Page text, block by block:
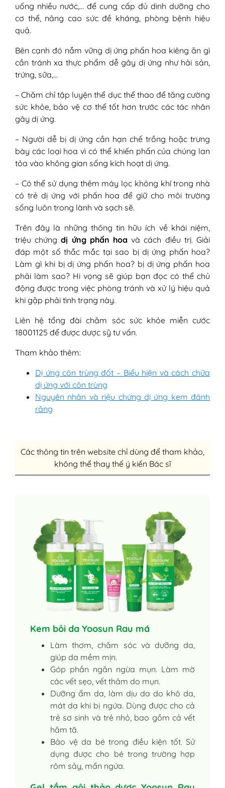
uống nhiều nước,… để cung cấp đủ dinh dưỡng cho
cơ thể, nâng cao sức đề kháng, phòng bệnh hiệu
quả.
Bên cạnh đó nắm vững dị ứng phấn hoa kiêng ăn gì
cần tránh xa thực phẩm dễ gây dị ứng như hải sản,
trứng, sữa,…
– Chăm chỉ tập luyện thể dục thể thao để tăng cường
sức khỏe, bảo vệ cơ thể tốt hơn trước các tác nhân
gây dị ứng.
– Người dễ bị dị ứng cần hạn chế trồng hoặc trưng
bày các loại hoa vì có thể khiến phấn của chúng lan
tỏa vào không gian sống kích hoạt dị ứng.
– Có thể sử dụng thêm máy lọc không khí trong nhà
có trẻ dị ứng với phấn hoa để giữ cho môi trường
sống luôn trong lành và sạch sẽ.
Trên đây là những thông tin hữu ích về khái niệm,
triệu chứngdị ứng phấn hoa và cách điều trị. Giải
đáp một số thắc mắc tại sao bị dị ứng phấn hoa?
Làm gì khi bị dị ứng phấn hoa? bị dị ứng phấn hoa
phải làm sao? Hi vọng sẽ giúp bạn đọc có thể chủ
động được trong việc phòng tránh và xử lý hiệu quả
khi gặp phải tình trạng này.
Liên hệ tổng đài chăm sóc sức khỏe miễn cước
18001125 để được dược sỹ tư vấn.
Tham khảo thêm:
Dị ứng côn trùng đốt – Biểu hiện và cách chữa
dị ứng với côn trùng
Nguyên nhân và riệu chứng dị ứng kem đánh
răng
Các thông tin trên website chỉ dùng để tham khảo,
không thể thay thế ý kiến Bác sĩ
Kem bôi da Yoosun Rau má
Làm thơm, chăm sóc và dưỡng da,
giúp da mềm mịn.
Góp phần ngăn ngừa mụn. Làm mờ
các vết sẹo, vết thâm do mụn.
Dưỡng ẩm da, làm dịu da do khô da,
mát da khi bị ngứa. Dùng được cho cả
trẻ sơ sinh và trẻ nhỏ, bao gồm cả vết
hăm tã.
Bảo vệ da bé trong điều kiện tốt. Sử
dụng được cho bé trong trường hợp
rôm sảy, mẩn ngứa.